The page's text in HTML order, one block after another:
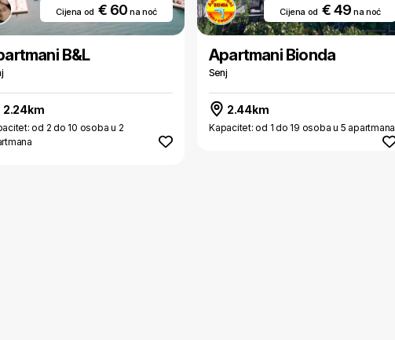
Cijena od € 60na noć
B&L
2.24km
od 2 do 10 osoba u 2
Cijena od € 49na noć
Apartmani Bionda
Senj
2.44km
Kapacitet: od 1 do 19 osoba u 5 apartmana